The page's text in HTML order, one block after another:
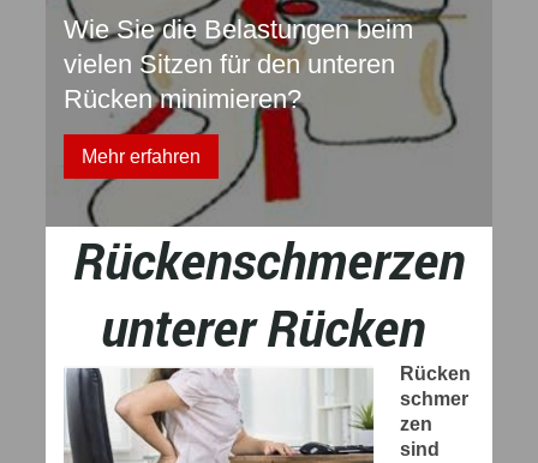
Wie Sie die Belastungen beim
vielen Sitzen für den unteren
Rücken minimieren?
Mehr erfahren
Rückenschmerzen
unterer Rücken
Rücken
schmer
zen
sind